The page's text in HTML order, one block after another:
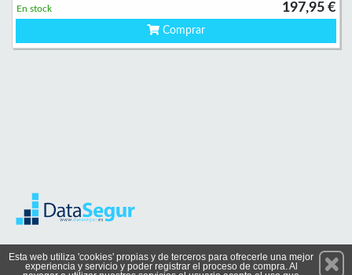
197,95 €
En stock
Comprar
Suscríbete
Esta web utiliza 'cookies' propias y de terceros para ofrecerle una mejor
experiencia y servicio y poder registrar el proceso de compra. Al